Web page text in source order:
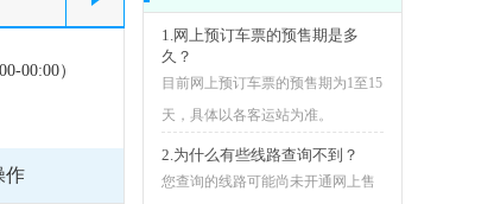
00:00）
作
1.网上预订车票的预售期是多
久？
目前网上预订车票的预售期为1至15
天，具体以各客运站为准。
2.为什么有些线路查询不到？
您查询的线路可能尚未开通网上售